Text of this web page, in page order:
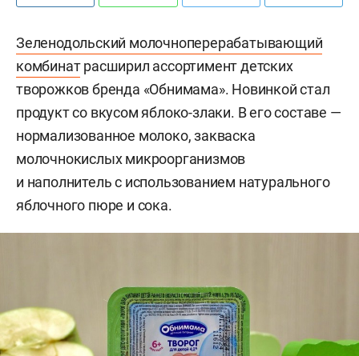
Зеленодольский молочноперерабатывающий
комбинатрасширил ассортимент детских
творожков бренда «Обнимама». Новинкой стал
продукт со вкусом яблоко-злаки. В его составе —
нормализованное молоко, закваска
молочнокислых микроорганизмов
и наполнитель с использованием натурального
яблочного пюре и сока.